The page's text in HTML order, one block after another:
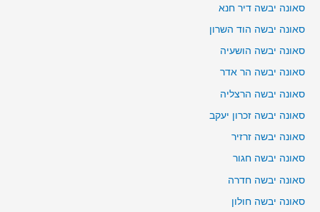
סאונה יבשה דיר חנא
סאונה יבשה הוד השרון
סאונה יבשה הושעיה
סאונה יבשה הר אדר
סאונה יבשה הרצליה
סאונה יבשה זכרון יעקב
סאונה יבשה זרזיר
סאונה יבשה חגור
סאונה יבשה חדרה
סאונה יבשה חולון